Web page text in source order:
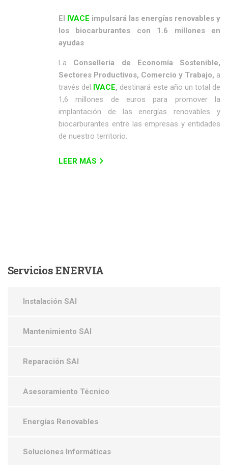
El IVACE impulsará las energías renovables y
los biocarburantes con 1.6 millones en
ayudas
La Conselleria de Economía Sostenible,
Sectores Productivos, Comercio y Trabajo, a
través del IVACE, destinará este año un total de
1,6 millones de euros para promover la
implantación de las energías renovables y
biocarburantes entre las empresas y entidades
de nuestro territorio.
LEER MÁS
ServiciosENERVIA
Instalación SAI
Mantenimiento SAI
Reparación SAI
Asesoramiento Técnico
Energías Renovables
Soluciones Informáticas